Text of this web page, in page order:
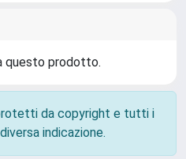
questo prodotto.
da copyright e tutti i
indicazione.